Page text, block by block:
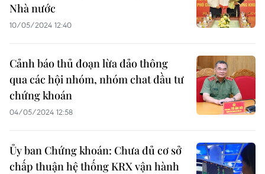
Nhà nước
10/05/2024 12:40
Cảnh báo thủ đoạn lừa đảo thông
qua các hội nhóm, nhóm chat đầu tư
chứng khoán
04/05/2024 12:58
Ủy ban Chứng khoán: Chưa đủ cơ sở
chấp thuận hệ thống KRX vận hành